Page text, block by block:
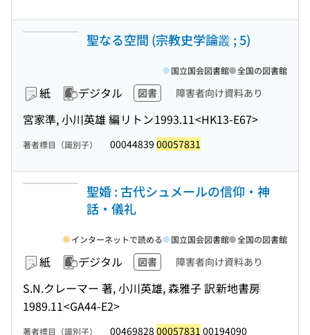
聖なる空間 (宗教史学論叢 ; 5)
紙 デジタル 図書 障害者向け資料あり
宮家準, 小川英雄 編 リトン1993.11<HK13-E67>
国立国会図書館 全国の図書館
著者標目（識別子） 00044839 00057831
聖婚 : 古代シュメールの信仰・神
話・儀礼
紙 デジタル 図書 障害者向け資料あり
S.N.クレーマー 著, 小川英雄, 森雅子 訳新地書房
1989.11<GA44-E2>
インターネットで読める 国立国会図書館 全国の図書館
著者標目（識別子） 00469828 00057831 00194090